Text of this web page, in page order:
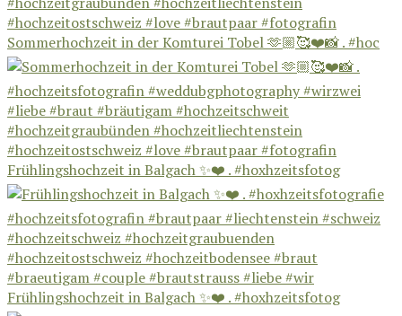
Sommerhochzeit in der Komturei Tobel 🫶🏼🥰❤️📸 . #hoc
Frühlingshochzeit in Balgach ✨❤️ . #hoxhzeitsfotog
Frühlingshochzeit in Balgach ✨❤️ . #hoxhzeitsfotog